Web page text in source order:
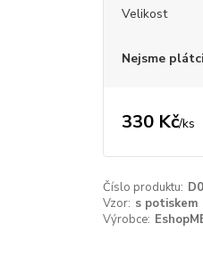
Velikost
Nejsme
330 Kč/ks
Číslo produktu:
Vzor: s potiskem
Výrobce: